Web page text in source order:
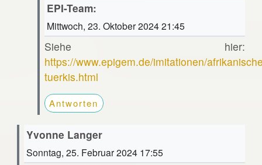
EPI-Team:
Mittwoch, 23. Oktober 2024 21:45
Siehe hier:
https://www.epigem.de/imitationen/
tuerkis.html
Antworten
Yvonne Langer
Sonntag, 25. Februar 2024 17:55